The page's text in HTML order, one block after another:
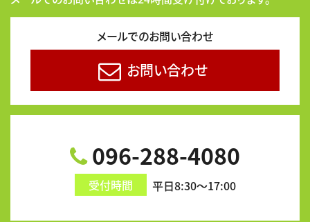
メールでのお問い合わせ
お問い合わせ
096-288-4080
受付時間 平日8:30～17:00